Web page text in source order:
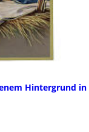
Hintergrund in